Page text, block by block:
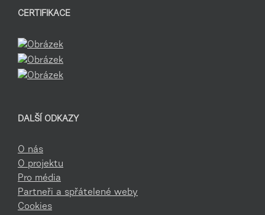
CERTIFIKACE
DALŠÍ ODKAZY
O nás
O projektu
Pro média
Partneři a spřátelené weby
Cookies